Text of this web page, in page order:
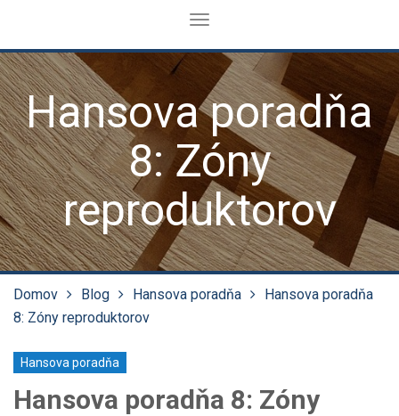
Toggle
Hansova poradňa
8: Zóny
reproduktorov
Domov Blog Hansova poradňa
Hansova poradňa
8: Zóny reproduktorov
Hansova poradňa
Hansova poradňa 8: Zóny